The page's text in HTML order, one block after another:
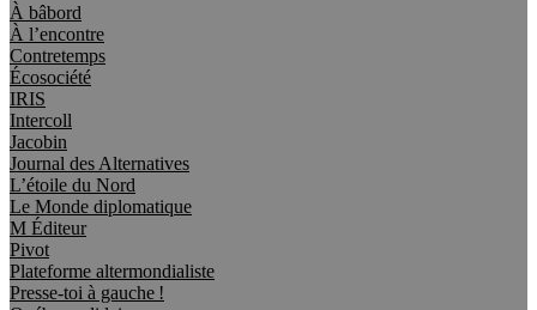
À bâbord
À l’encontre
Contretemps
Écosociété
IRIS
Intercoll
Jacobin
Journal des Alternatives
L’étoile du Nord
Le Monde diplomatique
M Éditeur
Pivot
Plateforme altermondialiste
Presse-toi à gauche !